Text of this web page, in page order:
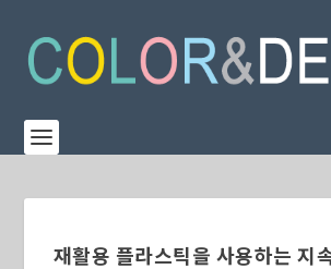
재활용 플라스틱을 사용하는 지